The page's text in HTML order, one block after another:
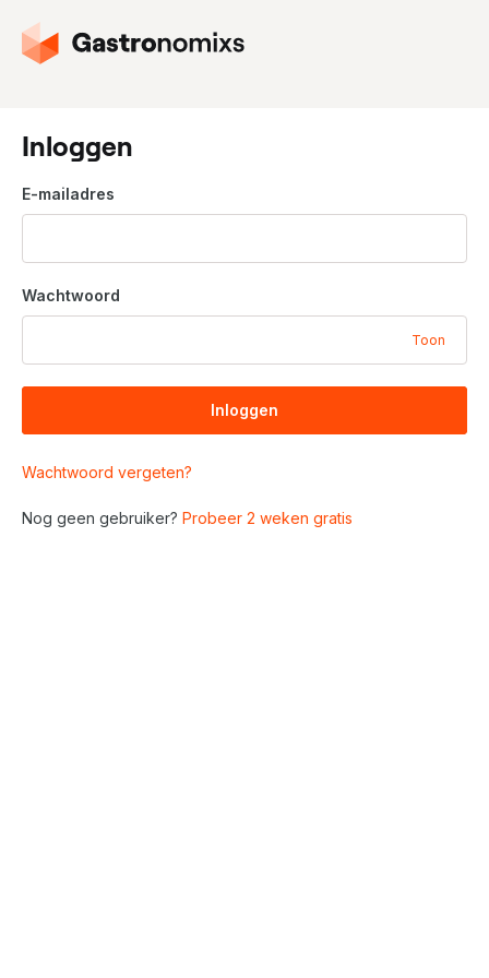
G
a
a
r
d
e
o
m
e
a
g
n
a
Inloggen
E-mailadres
Wachtwoord
Toon
Inloggen
Wachtwoord vergeten?
Nog geen gebruiker? Probeer 2 weken gratis